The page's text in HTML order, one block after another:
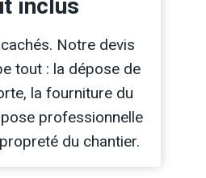
inclus
Notre devis
tout : la dépose de
la fourniture du
professionnelle
du chantier.